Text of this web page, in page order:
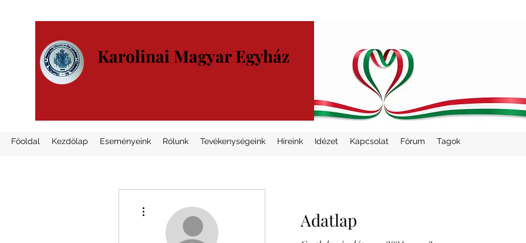
Karolinai Magyar Egyház
Főoldal Kezdőlap Eseményeink Rólunk Tevékenységeink Híreink Idézet Kapcsolat Fórum Tagok
Adatlap